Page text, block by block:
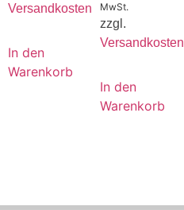
Versandkosten
In den
Warenkorb
MwSt.
zzgl.
Versandkosten
In den
Warenkorb